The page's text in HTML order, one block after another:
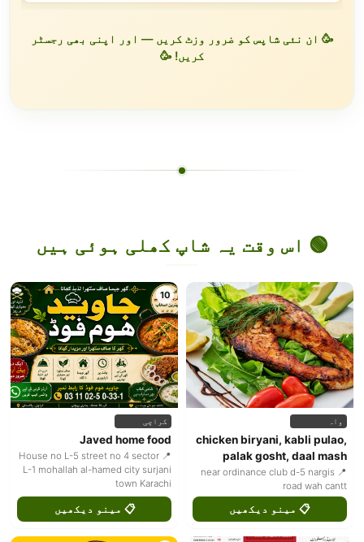
🥳 ان نئی شاپس کو ضرور وزٹ کریں — اور اپنی بھی رجسٹر
کریں! 🥳
🟢 اس وقت یہ شاپ کھلی ہوئی ہیں
واہ
chicken biryani, kabli pulao,
palak gosht, daal mash
📍 near ordinance club d-5 nargis
road wah cantt
📋 مینو دیکھیں
10
کراچی
Javed home food
📍 House no L-5 street no 4 sector
L-1 mohallah al-hamed city surjani
town Karachi
📋 مینو دیکھیں